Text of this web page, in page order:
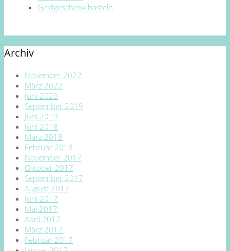
Geldgeschenk basteln
Archiv
November 2022
März 2022
Juni 2020
September 2019
Juni 2019
Juni 2018
März 2018
Februar 2018
November 2017
Oktober 2017
September 2017
August 2017
Juni 2017
Mai 2017
April 2017
März 2017
Februar 2017